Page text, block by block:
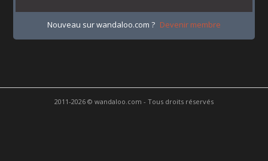
Nouveau sur wandaloo.com ? Devenir membre
2011-2026 © wandaloo.com - Tous droits réservés